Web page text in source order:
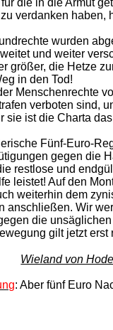
verdanken haben,
wurden
und weiter
größer, die Hetze
in den Tod!
Menschenrechte
verboten sind,
ist die Charta
Fünf-Euro-
gegen die
restlose und
leistet! Auf den
weiterhin dem
anschließen. Wir
die unsäglichen
gilt jetzt
Wieland von
: Aber fünf Euro